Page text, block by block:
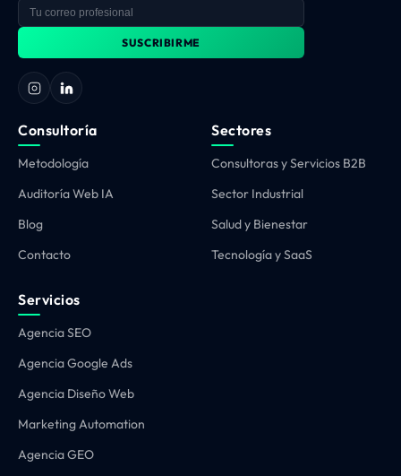
SUSCRIBIRME
Consultoría
Metodología
Auditoría Web IA
Blog
Contacto
Servicios
Agencia SEO
Agencia Google Ads
Agencia Diseño Web
Marketing Automation
Agencia GEO
Sectores
Consultoras y Servicios B2B
Sector Industrial
Salud y Bienestar
Tecnología y SaaS